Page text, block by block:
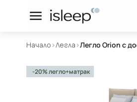
Начало >Легла >
-20% легло+матрак